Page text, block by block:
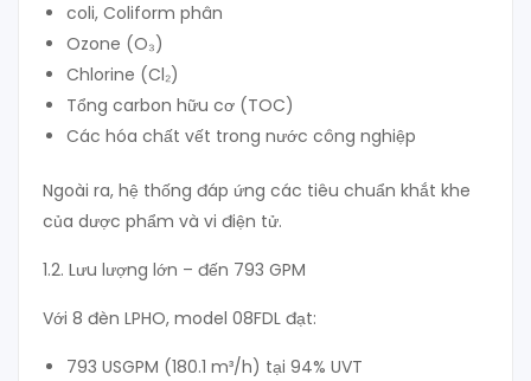
coli, Coliform phân
Ozone (O₃)
Chlorine (Cl₂)
Tổng carbon hữu cơ (TOC)
Các hóa chất vết trong nước công nghiệp
Ngoài ra, hệ thống đáp ứng các tiêu chuẩn khắt khe
của dược phẩm và vi điện tử.
1.2. Lưu lượng lớn – đến 793 GPM
Với 8 đèn LPHO, model 08FDL đạt:
793 USGPM (180.1 m³/h) tại 94% UVT